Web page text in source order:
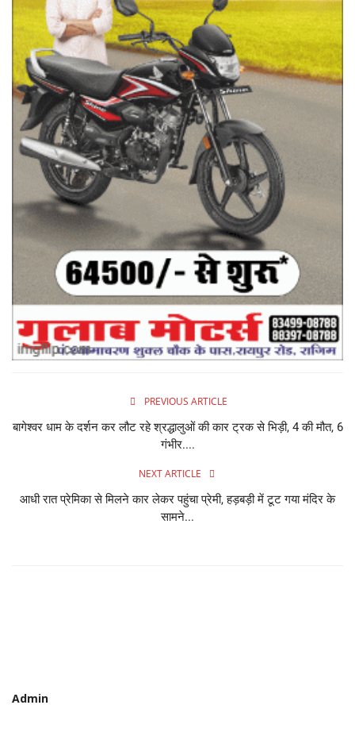
PREVIOUS ARTICLE
बागेश्वर धाम के दर्शन कर लौट रहे श्रद्धालुओं की कार ट्रक से भिड़ी, 4 की मौत, 6
गंभीर....
NEXT ARTICLE
आधी रात प्रेमिका से मिलने कार लेकर पहुंचा प्रेमी, हड़बड़ी में टूट गया मंदिर के
सामने...
Admin